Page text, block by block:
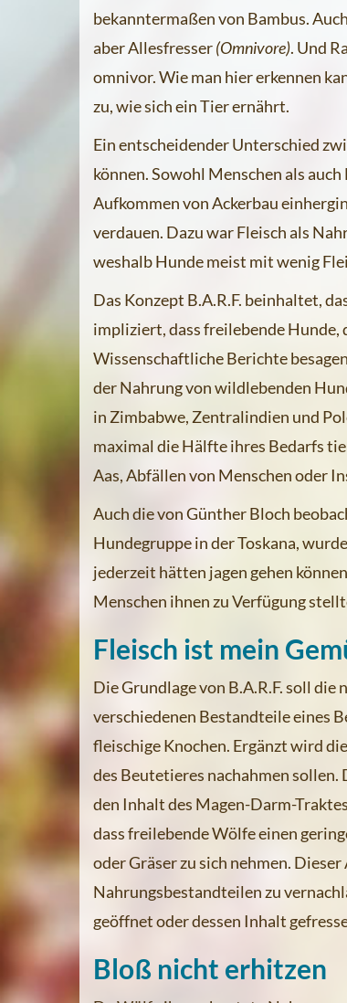
bekanntermaßen von Bambus.
aber Allesfresser(Omnivore). Und
omnivor. Wie man hier erkennen
zu, wie sich ein Tier ernährt.
Ein entscheidender Unterschied
können. Sowohl Menschen als
Aufkommen von Ackerbau
verdauen. Dazu war Fleisch als
weshalb Hunde meist mit wenig
Das Konzept B.A.R.F. beinhaltet,
impliziert, dass freilebende Hunde,
Wissenschaftliche Berichte
der Nahrung von wildlebenden
in Zimbabwe, Zentralindien und
maximal die Hälfte ihres Bedarfs
Aas, Abfällen von Menschen oder
Auch die von Günther Bloch
Hundegruppe in der Toskana,
jederzeit hätten jagen gehen
Menschen ihnen zu Verfügung
Fleisch ist mein
Die Grundlage von B.A.R.F. soll
verschiedenen Bestandteile eines
fleischige Knochen. Ergänzt wird
des Beutetieres nachahmen
den Inhalt des Magen-Darm-
dass freilebende Wölfe einen
oder Gräser zu sich nehmen.
Nahrungsbestandteilen zu
geöffnet oder dessen Inhalt
Bloß nicht erhitzen